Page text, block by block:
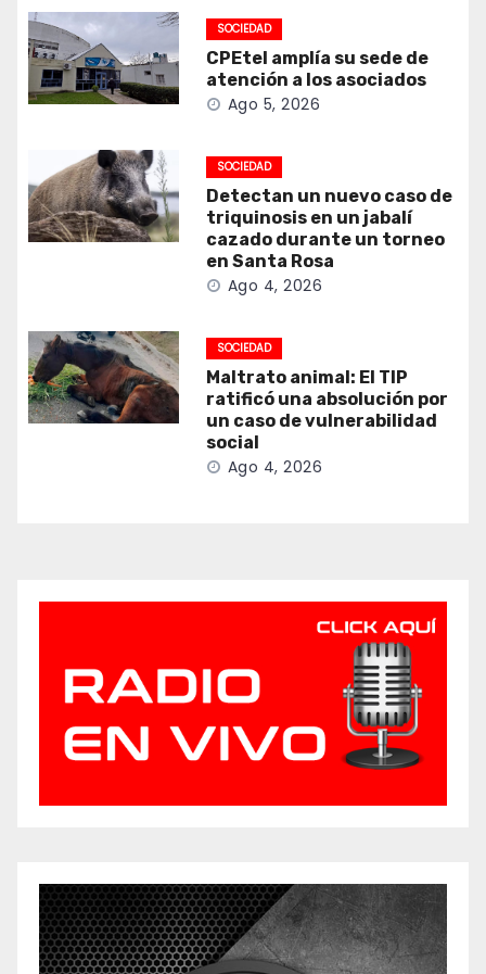
SOCIEDAD
CPEtel amplía su sede de
atención a los asociados
Ago 5, 2026
SOCIEDAD
Detectan un nuevo caso de
triquinosis en un jabalí
cazado durante un torneo
en Santa Rosa
Ago 4, 2026
SOCIEDAD
Maltrato animal: El TIP
ratificó una absolución por
un caso de vulnerabilidad
social
Ago 4, 2026